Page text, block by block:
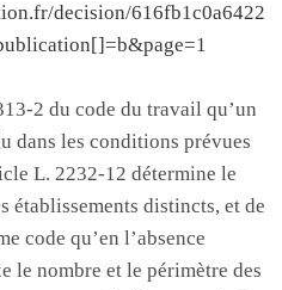
decision/616fb1c0a6422
2 du code du travail qu’un
dans les conditions prévues
L. 2232-12 détermine le
établissements distincts, et de
code qu’en l’absence
le nombre et le périmètre des